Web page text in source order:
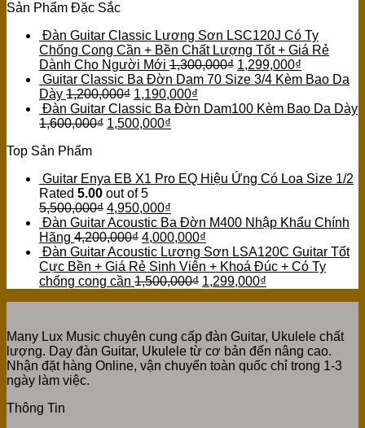
Sản Phẩm Đặc Sắc
Đàn Guitar Classic Lương Sơn LSC120J Có Ty
Chống Cong Cần + Bền Chất Lượng Tốt + Giá Rẻ
Dành Cho Người Mới 1,300,000₫ 1,299,000₫
Guitar Classic Ba Đờn Dam 70 Size 3/4 Kèm Bao Da
Dày 1,200,000₫ 1,190,000₫
Đàn Guitar Classic Ba Đờn Dam100 Kèm Bao Da Dày
1,600,000₫ 1,500,000₫
Top Sản Phẩm
Guitar Enya EB X1 Pro EQ Hiệu Ứng Có Loa Size 1/2
Rated 5.00 out of 5
5,500,000₫ 4,950,000₫
Đàn Guitar Acoustic Ba Đờn M400 Nhập Khẩu Chính
Hãng 4,200,000₫ 4,000,000₫
Đàn Guitar Acoustic Lương Sơn LSA120C Guitar Tốt
Cực Bền + Giá Rẻ Sinh Viên + Khoá Đúc + Có Ty
chống cong cần 1,500,000₫ 1,299,000₫
Many Lux Music chuyên cung cấp đàn Guitar, Ukulele chất
lượng. Dạy đàn Guitar, Ukulele từ cơ bản đến nâng cao.
Nhận đặt hàng Online, vận chuyển toàn quốc chỉ trong 1-3
ngày làm việc.
Thông Tin